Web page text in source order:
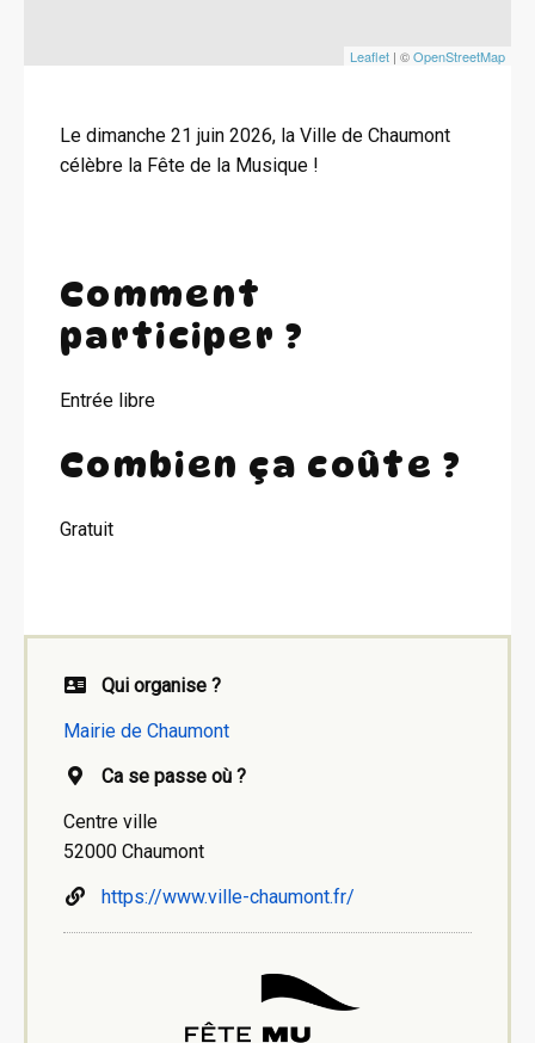
Leaflet | ©OpenStreetMap
Le dimanche 21 juin 2026, la Ville de Chaumont
célèbre la Fête de la Musique !
Comment
participer ?
Entrée libre
Combien ça coûte ?
Gratuit
Qui organise ?
Mairie de Chaumont
Ca se passe où ?
Centre ville
52000 Chaumont
https://www.ville-chaumont.fr/